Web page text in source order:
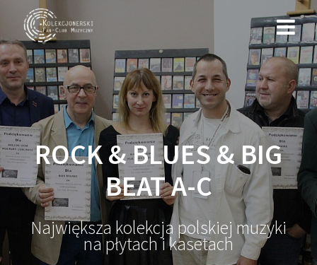
ROCK & BLUES & BIG
BEAT A-C
Największa kolekcja polskiej muzyki
na płytach i kasetach